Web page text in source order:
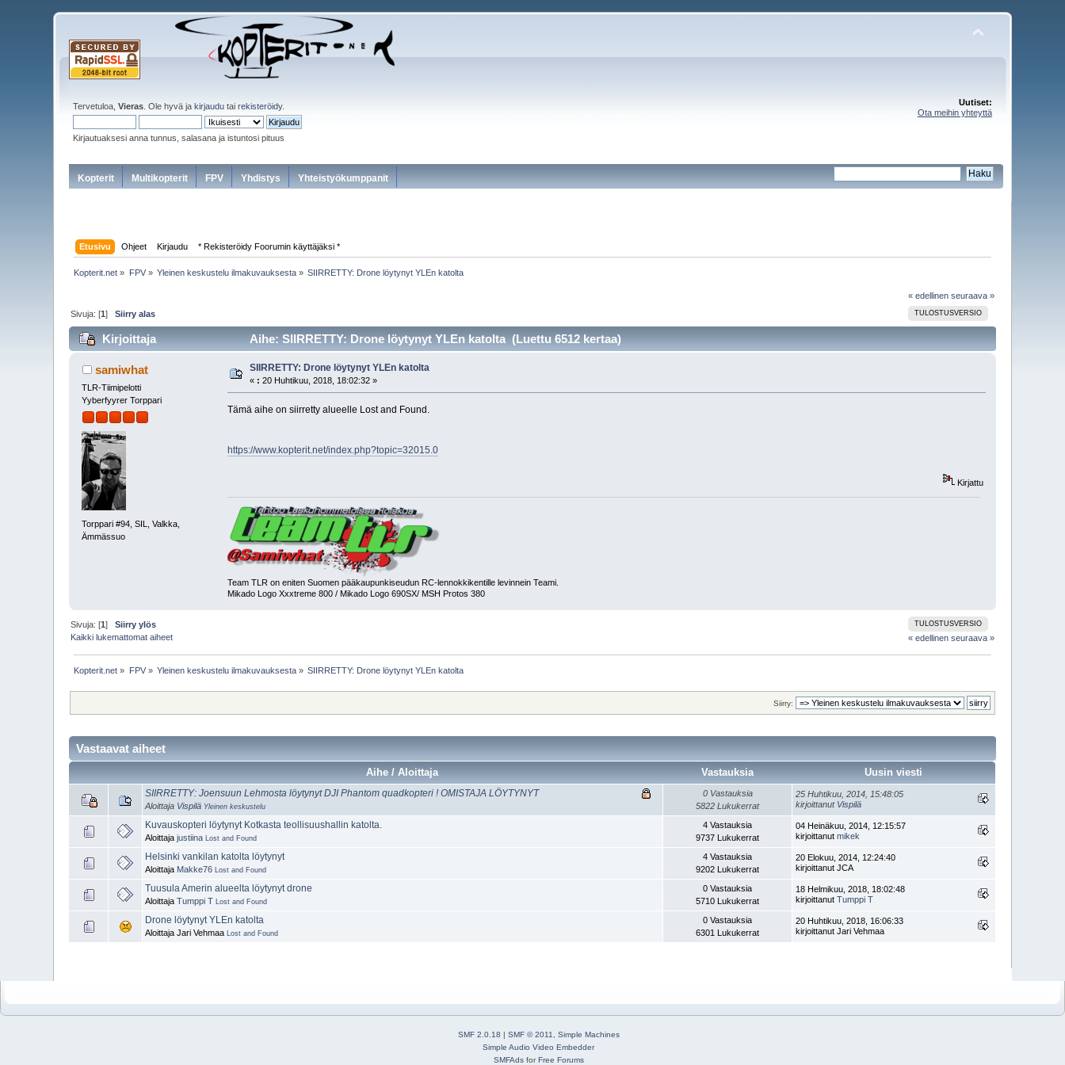
Tervetuloa,Vieras . Ole hyvä jakirjaudu tairekisteröidy.
Kirjautuaksesi anna tunnus, salasana ja istuntosi pituus
Uutiset:
Ota meihin yhteyttä
Kopterit Multikopterit FPV Yhdistys Yhteistyökumppanit
Etusivu Ohjeet Kirjaudu * Rekisteröidy Foorumin käyttäjäksi *
Kopterit.net » FPV» Yleinen keskustelu ilmakuvauksesta » SIIRRETTY: Drone löytynyt YLEn katolta
« edellinen seuraava »
TULOSTUSVERSIO
Sivuja: [1]Siirry alas
Kirjoittaja Aihe: SIIRRETTY: Drone löytynyt YLEn katolta (Luettu 6512 kertaa)
samiwhat
TLR-Tiimipelotti
Yyberfyyrer Torppari
Torppari #94, SIL, Valkka,
Ämmässuo
SIIRRETTY: Drone löytynyt YLEn katolta
« : 20 Huhtikuu, 2018, 18:02:32 »
Tämä aihe on siirretty alueelle Lost and Found.
https://www.kopterit.net/index.php?topic=32015.0
Kirjattu
Team TLR on eniten Suomen pääkaupunkiseudun RC-lennokkikentille levinnein Teami.
Mikado Logo Xxxtreme 800 / Mikado Logo 690SX/ MSH Protos 380
TULOSTUSVERSIO
Sivuja: [1]Siirry ylös
Kaikki lukemattomat aiheet
« edellinen seuraava »
Kopterit.net » FPV» Yleinen keskustelu ilmakuvauksesta » SIIRRETTY: Drone löytynyt YLEn katolta
Siirry:
Vastaavat aiheet
Aihe / Aloittaja Vastauksia Uusin viesti
SIIRRETTY: Joensuun Lehmosta löytynyt DJI Phantom quadkopteri ! OMISTAJA LÖYTYNYT
Aloittaja Vispilä Yleinen keskustelu
0 Vastauksia
5822 Lukukerrat
25 Huhtikuu, 2014, 15:48:05
kirjoittanut Vispilä
Kuvauskopteri löytynyt Kotkasta teollisuushallin katolta.
Aloittajajustiina Lost and Found
4 Vastauksia
9737 Lukukerrat
04 Heinäkuu, 2014, 12:15:57
kirjoittanutmikek
Helsinki vankilan katolta löytynyt
Aloittaja Makke76 Lost and Found
4 Vastauksia
9202 Lukukerrat
20 Elokuu, 2014, 12:24:40
kirjoittanut JCA
Tuusula Amerin alueelta löytynyt drone
AloittajaTumppi T Lost and Found
0 Vastauksia
5710 Lukukerrat
18 Helmikuu, 2018, 18:02:48
kirjoittanutTumppi T
Drone löytynyt YLEn katolta
Aloittaja Jari VehmaaLost and Found
0 Vastauksia
6301 Lukukerrat
20 Huhtikuu, 2018, 16:06:33
kirjoittanut Jari Vehmaa
SMF 2.0.18 SMF © 2011, Simple Machines
Simple Audio Video Embedder
SMFAdsfor Free Forums